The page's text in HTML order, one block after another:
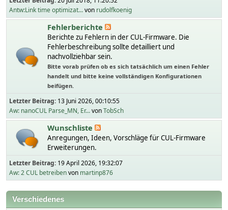
Antw:Link time optimizat...von rudolfkoenig
Fehlerberichte
Berichte zu Fehlern in der CUL-Firmware. Die
Fehlerbeschreibung sollte detailliert und
nachvollziehbar sein.
Bitte vorab prüfen ob es sich tatsächlich um einen Fehler
handelt und bitte keine vollständigen Konfigurationen
beifügen.
Letzter Beitrag: 13 Juni 2026, 00:10:55
Aw: nanoCUL Parse_MN, Er...vonTobSch
Wunschliste
Anregungen, Ideen, Vorschläge für CUL-Firmware
Erweiterungen.
Letzter Beitrag: 19 April 2026, 19:32:07
Aw: 2 CUL betreibenvon martinp876
Verschiedenes